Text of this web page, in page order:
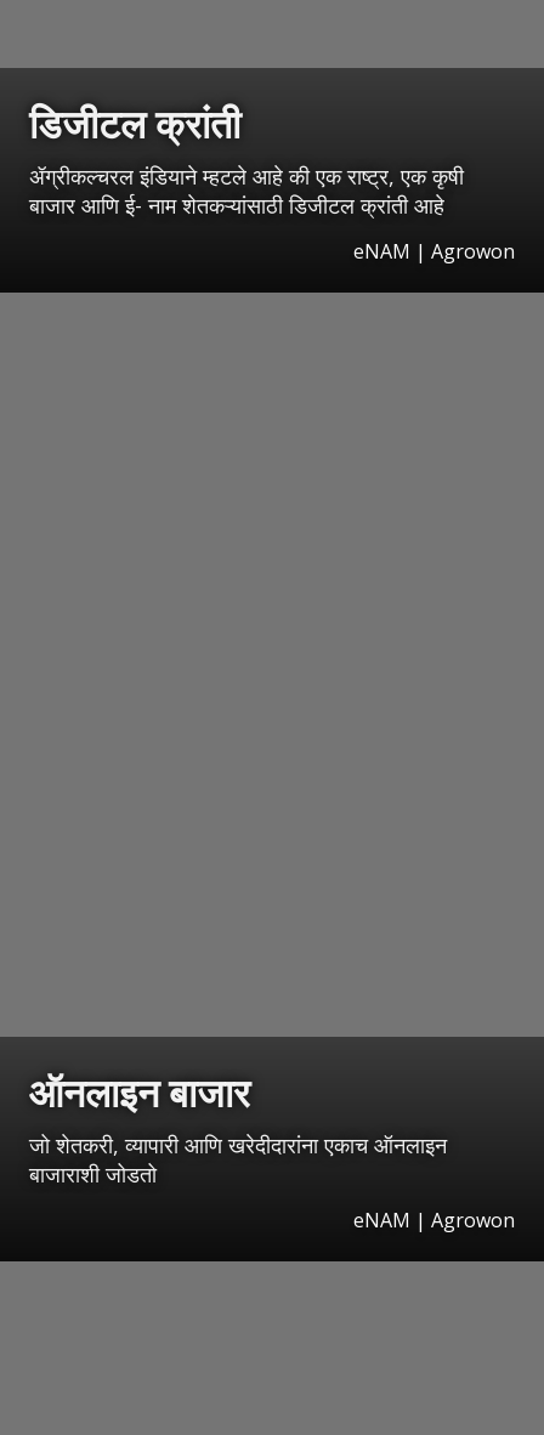
डिजीटल क्रांती
ॲग्रीकल्चरल इंडियाने म्हटले आहे की एक राष्ट्र, एक कृषी
बाजार आणि ई- नाम शेतकऱ्यांसाठी डिजीटल क्रांती आहे
eNAM | Agrowon
ऑनलाइन बाजार
जो शेतकरी, व्यापारी आणि खरेदीदारांना एकाच ऑनलाइन
बाजाराशी जोडतो
eNAM | Agrowon